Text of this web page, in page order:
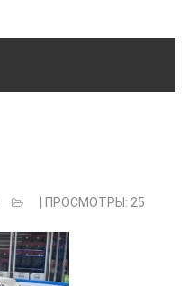
| ПРОСМОТРЫ: 25